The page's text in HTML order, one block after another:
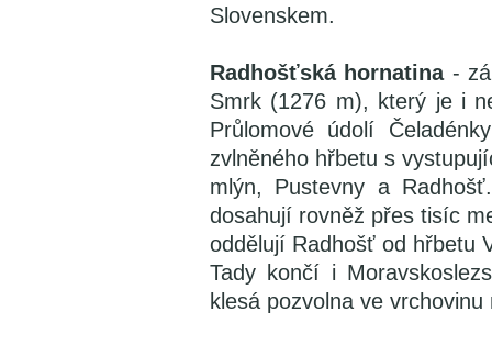
Slovenskem.
Radhošťská hornatina-
Smrk (1276 m), který je i
Průlomové údolí
zvlněného hřbetu s
mlýn, Pustevny a
dosahují rovněž přes tisíc
oddělují Radhošť od hřbetu
Tady končí i
klesá pozvolna ve